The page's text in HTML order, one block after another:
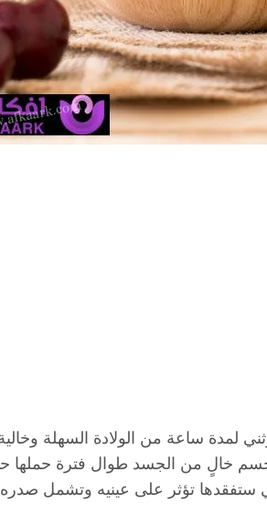
لمدة ساعة من الولادة السهلة
خالٍ من الجسد طوال فترة حملها
ستفقدها تؤثر على عينيه وتشمل